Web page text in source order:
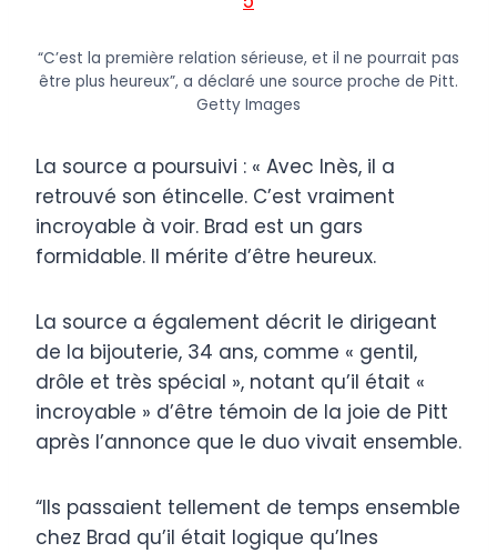
“C’est la première relation sérieuse, et il ne pourrait pas
être plus heureux”, a déclaré une source proche de Pitt.
Getty Images
La source a poursuivi : « Avec Inès, il a
retrouvé son étincelle. C’est vraiment
incroyable à voir. Brad est un gars
formidable. Il mérite d’être heureux.
La source a également décrit le dirigeant
de la bijouterie, 34 ans, comme « gentil,
drôle et très spécial », notant qu’il était «
incroyable » d’être témoin de la joie de Pitt
après l’annonce que le duo vivait ensemble.
“Ils passaient tellement de temps ensemble
chez Brad qu’il était logique qu’Ines